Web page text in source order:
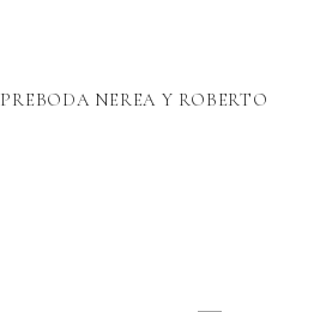
PREBODA NEREA Y ROBERTO